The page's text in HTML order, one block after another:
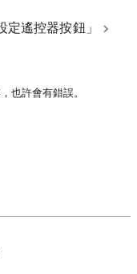
定遙控器按鈕」
也許會有錯誤。